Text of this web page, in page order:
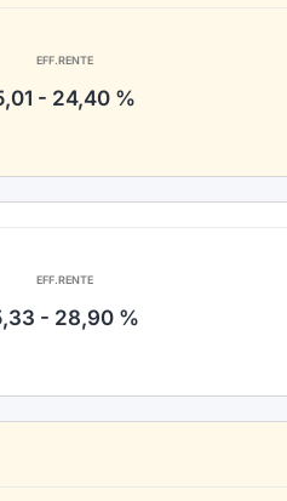
EFF.RENTE
- 24,40 %
EFF.RENTE
- 28,90 %